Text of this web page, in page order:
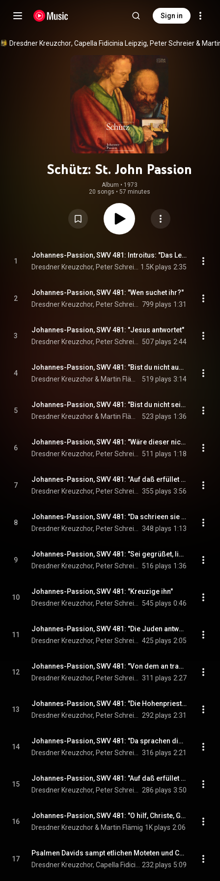
Sign in
Dresdner Kreuzchor, Capella Fidicinia Leipzig, Peter Schreier &
Schütz: St. John Passion
Album • 1973
20 songs • 57 minutes
1
Johannes-Passion, SWV 481: Introitus: "Das Leiden unsers Herren Jesu"
1.5K plays 2:35
2
Johannes-Passion, SWV 481: "Wen suchet ihr?"
799 plays 1:31
3
Johannes-Passion, SWV 481: "Jesus antwortet"
507 plays 2:44
4
Johannes-Passion, SWV 481: "Bist du nicht auch dieses Menschen Jünger einer?"
519 plays 3:14
5
Johannes-Passion, SWV 481: "Bist du nicht seiner Jünger einer?"
523 plays 1:36
6
Johannes-Passion, SWV 481: "Wäre dieser nicht ein Übeltäter"
511 plays 1:18
7
Johannes-Passion, SWV 481: "Auf daß erfüllet würde das Wort Jesu"
355 plays 3:56
8
Johannes-Passion, SWV 481: "Da schrieen sie wieder allesamt"
348 plays 1:13
9
Johannes-Passion, SWV 481: "Sei gegrüßet, lieber Judenkönig"
516 plays 1:36
10
Johannes-Passion, SWV 481: "Kreuzige ihn"
545 plays 0:46
11
Johannes-Passion, SWV 481: "Die Juden antworteten ihm"
425 plays 2:05
12
Johannes-Passion, SWV 481: "Von dem an trachtete Pilatus"
311 plays 2:27
13
Johannes-Passion, SWV 481: "Die Hohenpriester antworteten"
292 plays 2:31
14
Johannes-Passion, SWV 481: "Da sprachen die Hohenpriester - Schreibe nicht: Der Judenkönig"
316 plays 2:21
15
Johannes-Passion, SWV 481: "Auf daß erfüllet würde die Schrift"
286 plays 3:50
16
Johannes-Passion, SWV 481: "O hilf, Christe, Gottes Sohn"
Dresdner Kreuzchor & Martin Flämig 1K plays 2:06
17
Psalmen Davids sampt etlichen Moteten und Concerten, Op. 2, SWV 22-47: Ist nicht Ephraim mein teurer Sohn, SWV 40
232 plays 5:09